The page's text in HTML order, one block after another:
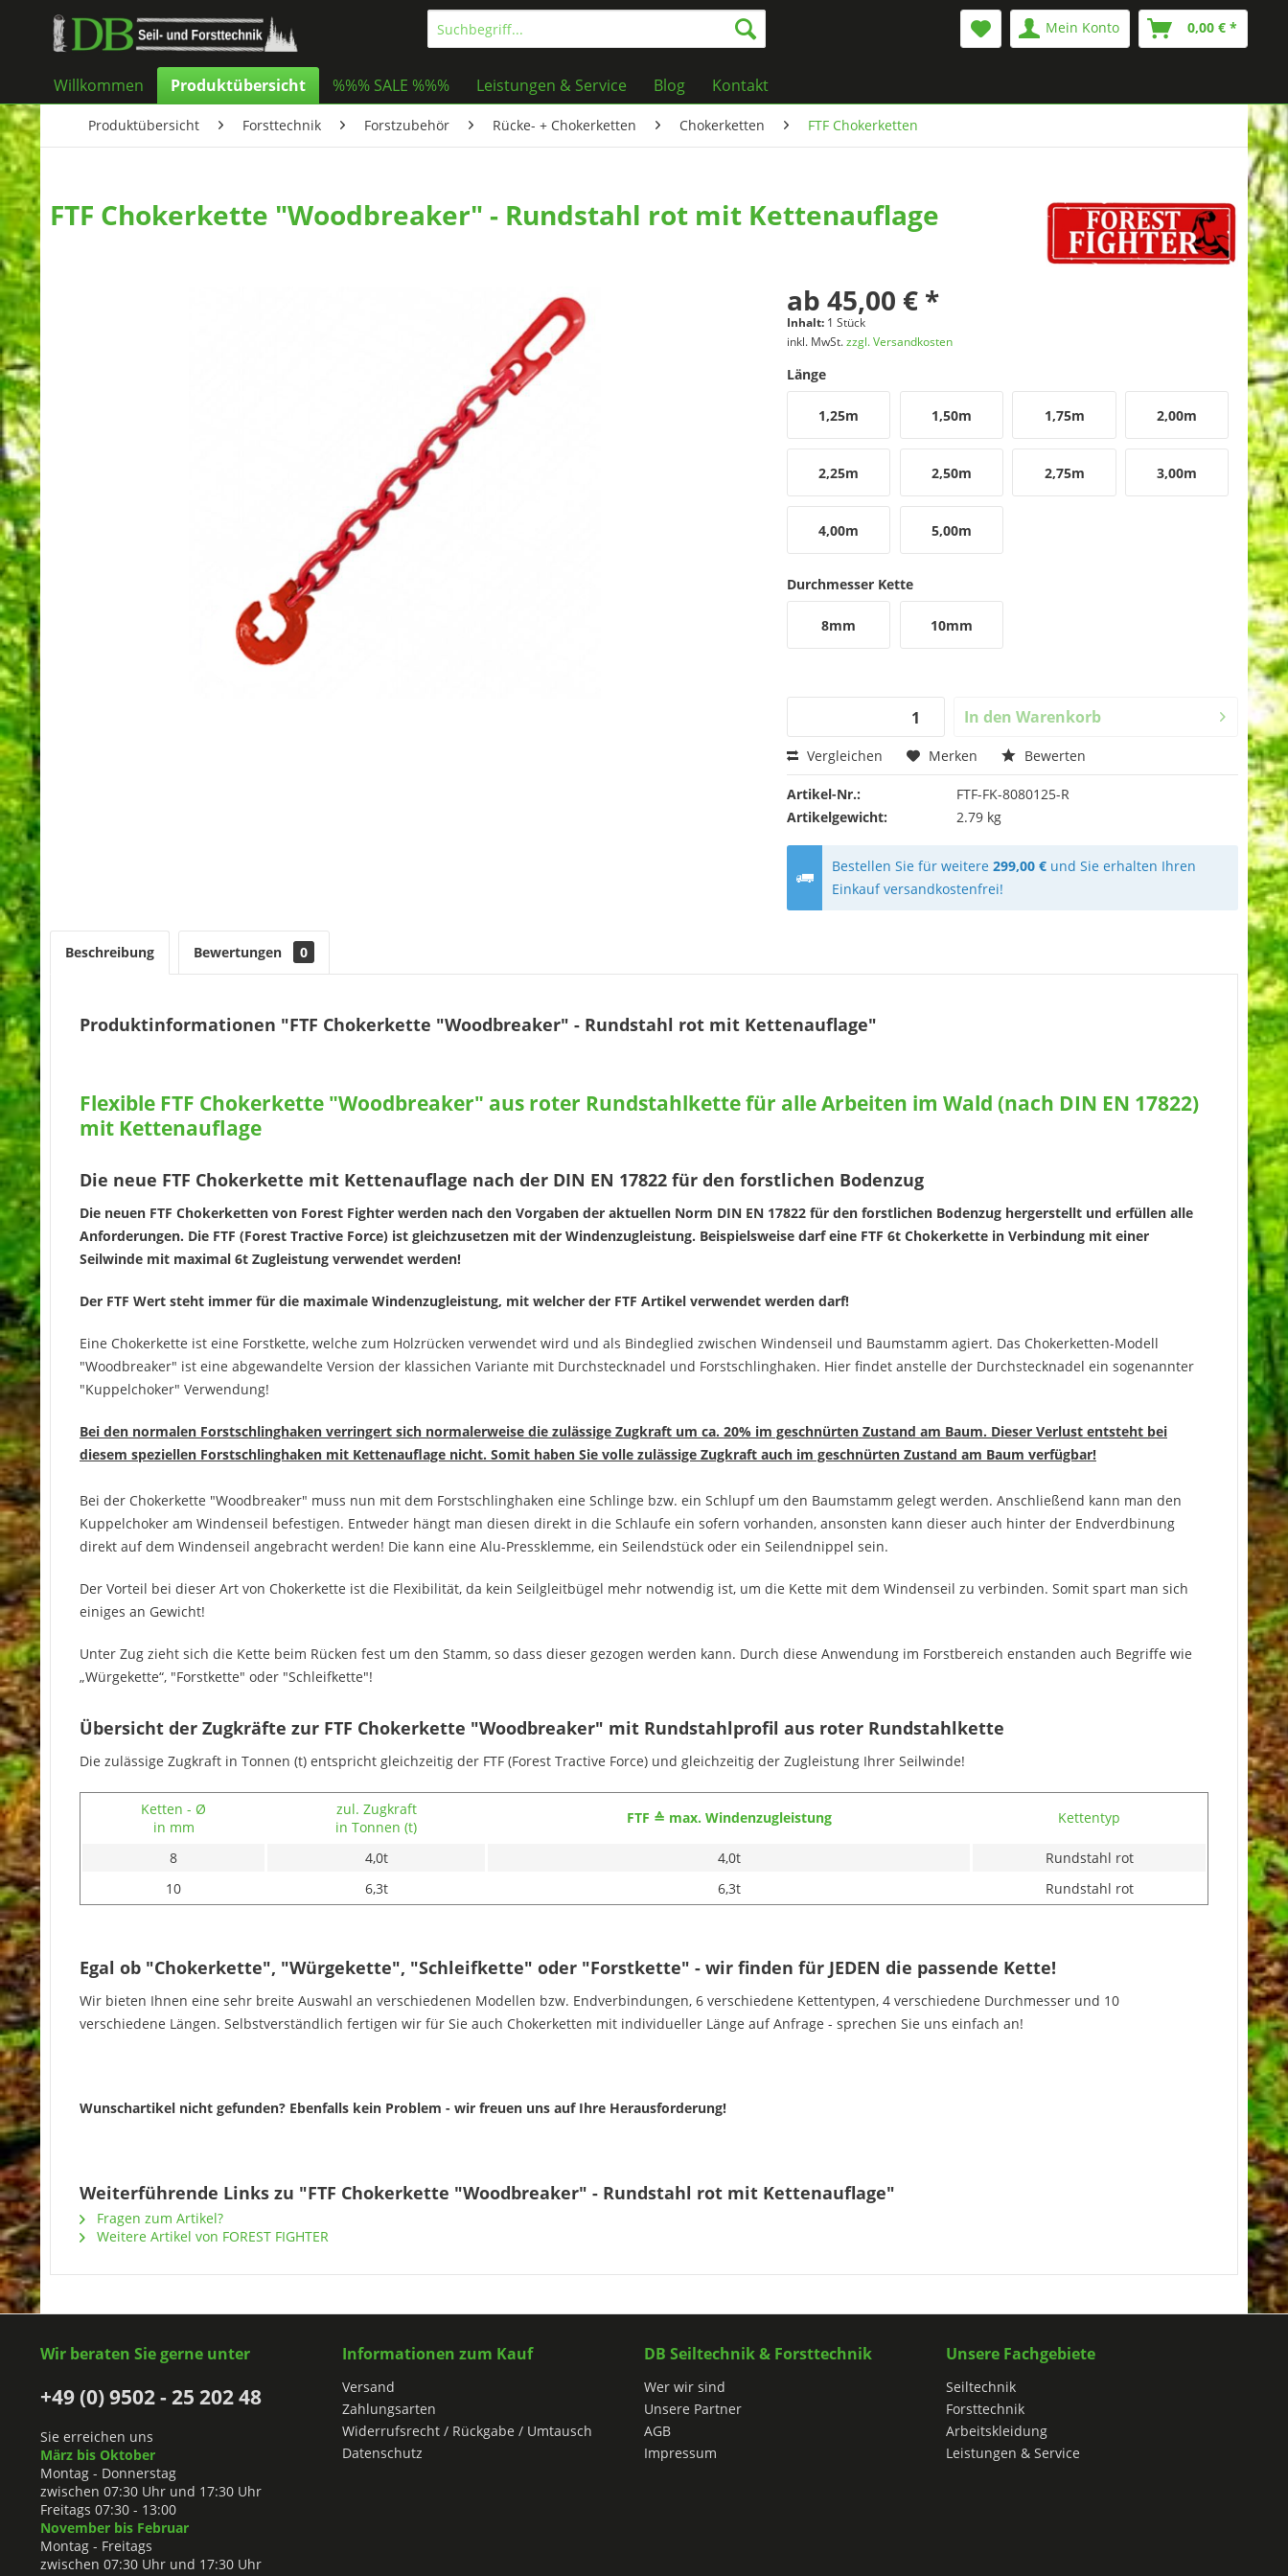
Mein Konto 0,00 € *
Willkommen Produktübersicht %%% SALE %%% Leistungen & Service Blog Kontakt
Produktübersicht Forsttechnik Forstzubehör Rücke- + Chokerketten Chokerketten FTF Chokerketten
FTF Chokerkette "Woodbreaker" - Rundstahl rot mit Kettenauflage
ab 45,00 € *
Inhalt: 1 Stück
inkl. MwSt.zzgl. Versandkosten
Länge
1,25m 1,50m 1,75m 2,00m
2,25m 2,50m 2,75m 3,00m
4,00m 5,00m
Durchmesser Kette
8mm 10mm
In den Warenkorb
Vergleichen Merken Bewerten
Artikel-Nr.:
FTF-FK-8080125-R
Artikelgewicht:
2.79 kg
Bestellen Sie für weitere299,00 € und Sie erhalten Ihren
Einkauf versandkostenfrei!
Beschreibung Bewertungen 0
Produktinformationen "FTF Chokerkette "Woodbreaker" - Rundstahl rot mit Kettenauflage"
Flexible FTF Chokerkette "Woodbreaker" aus roter Rundstahlkette für alle Arbeiten im Wald (nach DIN EN 17822)
mit Kettenauflage
Die neue FTF Chokerkette mit Kettenauflage nach der DIN EN 17822 für den forstlichen Bodenzug
Die neuen FTF Chokerketten von Forest Fighter werden nach den Vorgaben der aktuellen Norm DIN EN 17822 für den forstlichen Bodenzug hergerstellt und erfüllen alle
Anforderungen. Die FTF (Forest Tractive Force) ist gleichzusetzen mit der Windenzugleistung. Beispielsweise darf eine FTF 6t Chokerkette in Verbindung mit einer
Seilwinde mit maximal 6t Zugleistung verwendet werden!
Der FTF Wert steht immer für die maximale Windenzugleistung, mit welcher der FTF Artikel verwendet werden darf!
Eine Chokerkette ist eine Forstkette, welche zum Holzrücken verwendet wird und als Bindeglied zwischen Windenseil und Baumstamm agiert. Das Chokerketten-Modell
"Woodbreaker" ist eine abgewandelte Version der klassichen Variante mit Durchstecknadel und Forstschlinghaken. Hier findet anstelle der Durchstecknadel ein sogenannter
"Kuppelchoker" Verwendung!
Bei den normalen Forstschlinghaken verringert sich normalerweise die zulässige Zugkraft um ca. 20% im geschnürten Zustand am Baum. Dieser Verlust entsteht bei
diesem speziellen Forstschlinghaken mit Kettenauflage nicht. Somit haben Sie volle zulässige Zugkraft auch im geschnürten Zustand am Baum verfügbar!
Bei der Chokerkette "Woodbreaker" muss nun mit dem Forstschlinghaken eine Schlinge bzw. ein Schlupf um den Baumstamm gelegt werden. Anschließend kann man den
Kuppelchoker am Windenseil befestigen. Entweder hängt man diesen direkt in die Schlaufe ein sofern vorhanden, ansonsten kann dieser auch hinter der Endverdbinung
direkt auf dem Windenseil angebracht werden! Die kann eine Alu-Pressklemme, ein Seilendstück oder ein Seilendnippel sein.
Der Vorteil bei dieser Art von Chokerkette ist die Flexibilität, da kein Seilgleitbügel mehr notwendig ist, um die Kette mit dem Windenseil zu verbinden. Somit spart man sich
einiges an Gewicht!
Unter Zug zieht sich die Kette beim Rücken fest um den Stamm, so dass dieser gezogen werden kann. Durch diese Anwendung im Forstbereich enstanden auch Begriffe wie
„Würgekette“, "Forstkette" oder "Schleifkette"!
Übersicht der Zugkräfte zur FTF Chokerkette "Woodbreaker" mit Rundstahlprofil aus roter Rundstahlkette
Die zulässige Zugkraft in Tonnen (t) entspricht gleichzeitig der FTF (Forest Tractive Force) und gleichzeitig der Zugleistung Ihrer Seilwinde!
Ketten - Ø
in mm
zul. Zugkraft
in Tonnen (t)
FTF ≙ max. Windenzugleistung Kettentyp
8 4,0t 4,0t
Rundstahl rot
10
6,3t 6,3t Rundstahl rot
Egal ob "Chokerkette", "Würgekette", "Schleifkette" oder "Forstkette" - wir finden für JEDEN die passende Kette!
Wir bieten Ihnen eine sehr breite Auswahl an verschiedenen Modellen bzw. Endverbindungen, 6 verschiedene Kettentypen, 4 verschiedene Durchmesser und 10
verschiedene Längen. Selbstverständlich fertigen wir für Sie auch Chokerketten mit individueller Länge auf Anfrage - sprechen Sie uns einfach an!
Wunschartikel nicht gefunden? Ebenfalls kein Problem - wir freuen uns auf Ihre Herausforderung!
Weiterführende Links zu "FTF Chokerkette "Woodbreaker" - Rundstahl rot mit Kettenauflage"
Fragen zum Artikel?
Weitere Artikel von FOREST FIGHTER
Wir beraten Sie gerne unter
+49 (0) 9502 - 25 202 48
Sie erreichen uns
März bis Oktober
Montag - Donnerstag
zwischen 07:30 Uhr und 17:30 Uhr
Freitags 07:30 - 13:00
November bis Februar
Montag - Freitags
zwischen 07:30 Uhr und 17:30 Uhr
Informationen zum Kauf
Versand
Zahlungsarten
Widerrufsrecht / Rückgabe / Umtausch
Datenschutz
DB Seiltechnik & Forsttechnik
Wer wir sind
Unsere Partner
AGB
Impressum
Unsere Fachgebiete
Seiltechnik
Forsttechnik
Arbeitskleidung
Leistungen & Service